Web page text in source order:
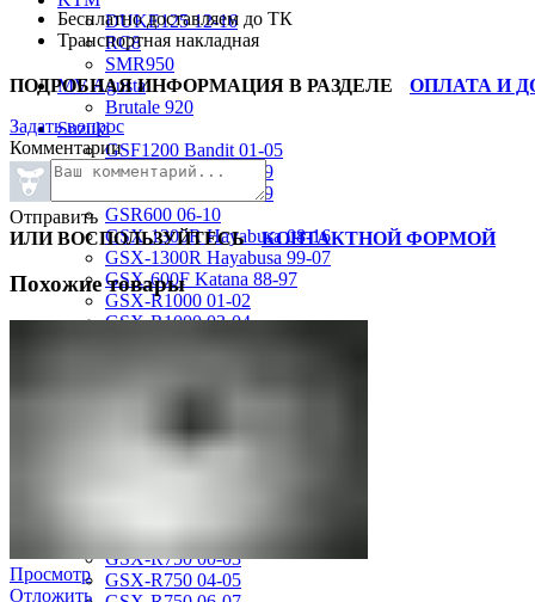
DUKE125 12-16
RC8
SMR950
MV Agusta
Brutale 920
Suzuki
GSF1200 Bandit 01-05
GSF250 Bandit 95-99
GSF750 Bandit 96-99
GSR600 06-10
GSX-1300R Hayabusa 08-16
GSX-1300R Hayabusa 99-07
GSX-600F Katana 88-97
GSX-R1000 01-02
GSX-R1000 03-04
GSX-R400 90-95
GSX-R600 01-03
GSX-R600 04-05
GSX-R750 00-03
GSX-R750 04-05
Бесплатно доставляем до ТК
Транспортная накладная
ПОДРОБНАЯ ИНФОРМАЦИЯ В РАЗДЕЛЕ
ОПЛАТА И
Задать вопрос
Комментарии
Отправить
ИЛИ ВОСПОЛЬЗУЙТЕСЬ КОНТАКТНОЙ ФОРМОЙ
Похожие товары
Просмотр
Отложить